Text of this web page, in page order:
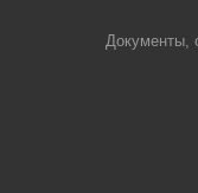
Документы,